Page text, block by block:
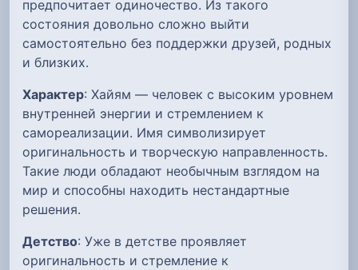
предпочитает одиночество. Из такого
состояния довольно сложно выйти
самостоятельно без поддержки друзей, родных
и близких.
Характер: Хайям — человек с высоким уровнем
внутренней энергии и стремлением к
самореализации. Имя символизирует
оригинальность и творческую направленность.
Такие люди обладают необычным взглядом на
мир и способны находить нестандартные
решения.
Детство: Уже в детстве проявляет
оригинальность и стремление к